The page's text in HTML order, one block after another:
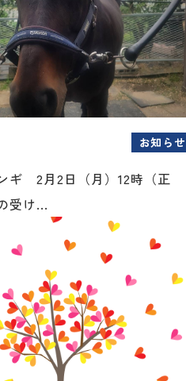
お知らせ
ギ 2月2日（月）12時（正
受け...